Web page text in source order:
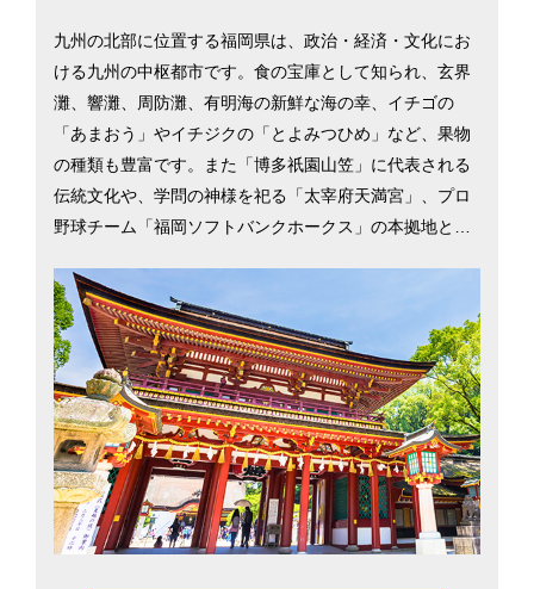
九州の北部に位置する福岡県は、政治・経済・文化にお
ける九州の中枢都市です。食の宝庫として知られ、玄界
灘、響灘、周防灘、有明海の新鮮な海の幸、イチゴの
「あまおう」やイチジクの「とよみつひめ」など、果物
の種類も豊富です。また「博多祇園山笠」に代表される
伝統文化や、学問の神様を祀る「太宰府天満宮」、プロ
野球チーム「福岡ソフトバンクホークス」の本拠地と、
1市の中で総合物価の安さは北九州市が1位、福岡市が2
位（平成29年総務省「小売物価統計調査」）と低物価な
一方、商業施設や県内外への交通網が充実しているた
め、少ない生活コストで都会的な暮らしが手に入りま
す。UJIターン別移住希望地ランキング（2017年）にお
いて、Uターン3位、Jターン2位、Iターン6位と上位を獲
得していることから、都会慣れした人でも移住しやすい
環境であることがわかります。福岡市と北九州市を中心
に、福岡県の移住情報を掲載しています。